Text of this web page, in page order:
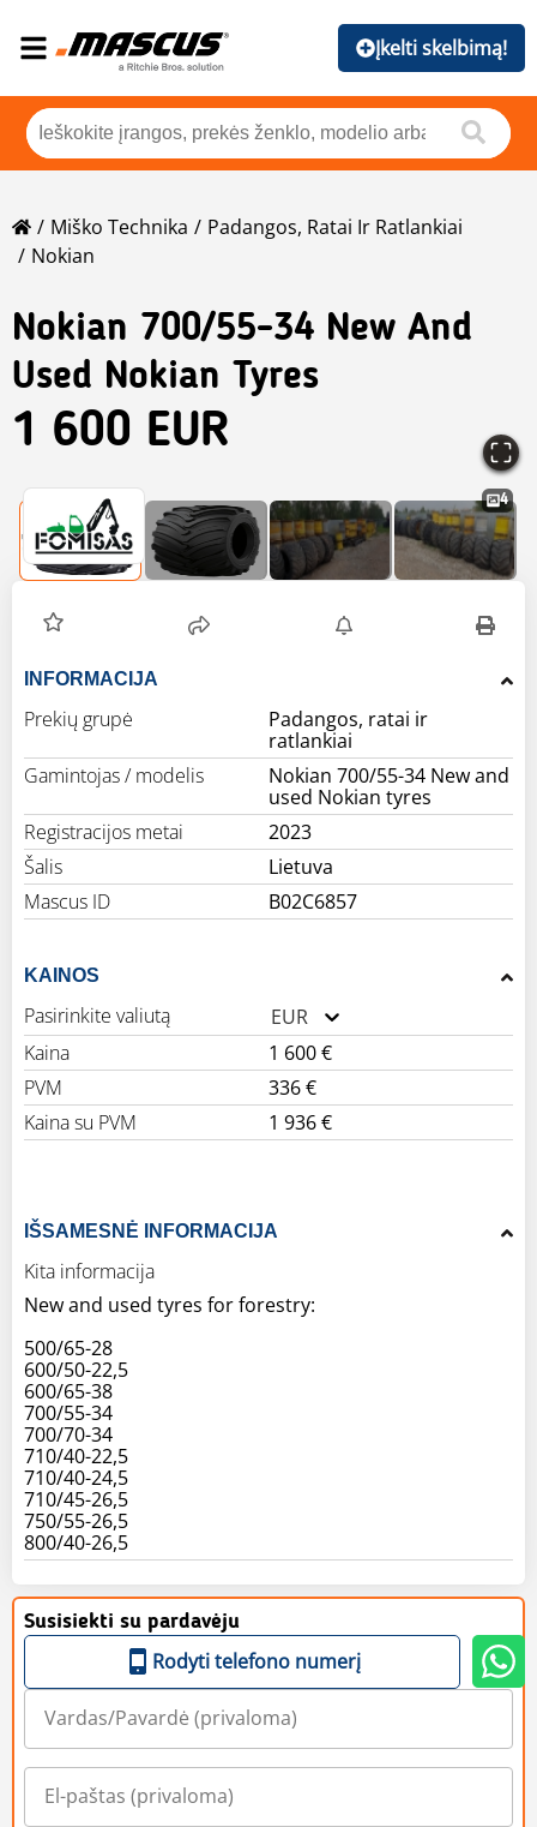
Įkelti skelbimą!
Miško Technika
Padangos, Ratai Ir Ratlankiai
Nokian
Nokian 700/55-34 New And
Used Nokian Tyres
1 600 EUR
4
INFORMACIJA
Prekių grupė
Padangos, ratai ir
ratlankiai
Gamintojas / modelis
Nokian 700/55-34 New and
used Nokian tyres
Registracijos metai
2023
Šalis
Lietuva
Mascus ID
B02C6857
KAINOS
Pasirinkite valiutą
EUR
Kaina
1 600 €
PVM
336 €
Kaina su PVM
1 936 €
IŠSAMESNĖ INFORMACIJA
Kita informacija
New and used tyres for forestry:
500/65-28
600/50-22,5
600/65-38
700/55-34
700/70-34
710/40-22,5
710/40-24,5
710/45-26,5
750/55-26,5
800/40-26,5
Susisiekti su pardavėju
Rodyti telefono numerį